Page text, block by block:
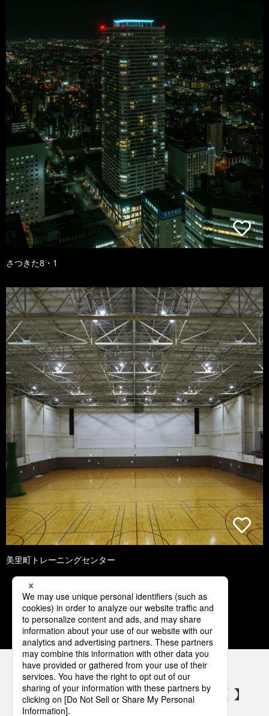
さつきた8・1
美里町トレーニングセンター
1 2 3 4 5
パナソニックの電気設備 SNSアカウント